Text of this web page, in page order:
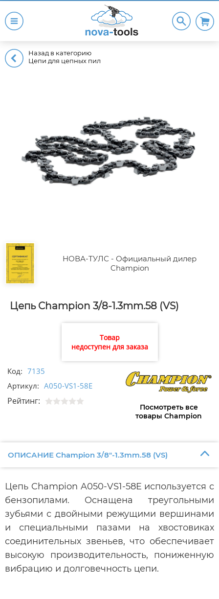
Назад в категорию
Цепи для цепных пил
НОВА-ТУЛС - Официальный дилер
Champion
Цепь Champion 3/8-1.3mm.58 (VS)
Товар
недоступен для заказа
Код: 7135
Артикул: A050-VS1-58E
Рейтинг:
Посмотреть все
товары Champion
ОПИСАНИЕ Champion 3/8"-1.3mm.58 (VS)
Цепь Champion A050-VS1-58E используется с
бензопилами. Оснащена треугольными
зубьями с двойными режущими вершинами
и специальными пазами на хвостовиках
соединительных звеньев, что обеспечивает
высокую производительность, пониженную
вибрацию и долговечность цепи.